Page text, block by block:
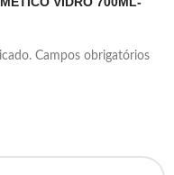
Campos obrigatórios